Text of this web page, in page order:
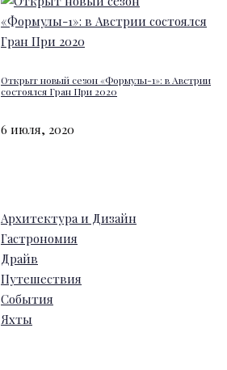
Открыт новый сезон «Формулы-1»: в Австрии
состоялся Гран При 2020
6 июля, 2020
Архитектура и Дизайн
Гастрономия
Драйв
Путешествия
События
Яхты